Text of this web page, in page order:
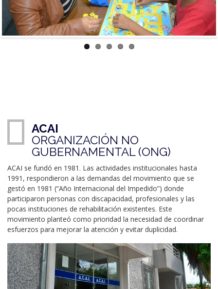
ACAI
ORGANIZACIÓN NO
GUBERNAMENTAL (ONG)
ACAI se fundó en 1981. Las actividades institucionales hasta
1991, respondieron a las demandas del movimiento que se
gestó en 1981 (“Año Internacional del Impedido”) donde
participaron personas con discapacidad, profesionales y las
pocas instituciones de rehabilitación existentes. Este
movimiento planteó como prioridad la necesidad de coordinar
esfuerzos para mejorar la atención y evitar duplicidad.